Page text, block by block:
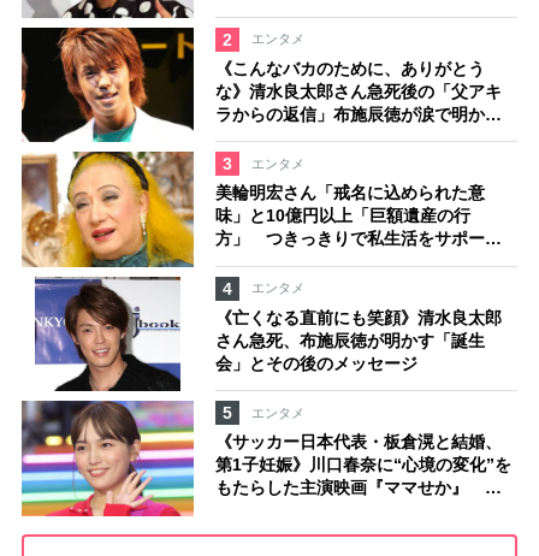
「不安定なところ」
2 エンタメ
《こんなバカのために、ありがとう
な》清水良太郎さん急死後の「父アキ
ラからの返信」布施辰徳が涙で明かす
「順番が違う」
3
エンタメ
美輪明宏さん「戒名に込められた意
味」と10億円以上「巨額遺産の行
方」 つきっきりで私生活をサポート
4
エンタメ
《亡くなる直前にも笑顔》清水良太郎
さん急死、布施辰徳が明かす「誕生
会」とその後のメッセージ
5 エンタメ
《サッカー日本代表・板倉滉と結婚、
第1子妊娠》川口春奈に“心境の変化”を
もたらした主演映画『ママせか』 身
た壮絶な撮影現場